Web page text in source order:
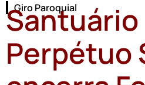
Giro Paroquial
Santuário
Perpétuo